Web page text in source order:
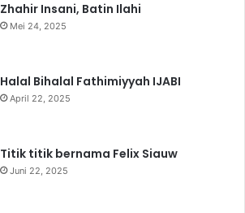
Zhahir Insani, Batin Ilahi
Mei 24, 2025
Halal Bihalal Fathimiyyah IJABI
April 22, 2025
Titik titik bernama Felix Siauw
Juni 22, 2025